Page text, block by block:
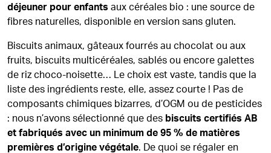
déjeuner pour enfants aux céréales bio : une source de
fibres naturelles, disponible en version sans gluten.
Biscuits animaux, gâteaux fourrés au chocolat ou aux
fruits, biscuits multicéréales, sablés ou encore galettes
de riz choco-noisette… Le choix est vaste, tandis que la
liste des ingrédients reste, elle, assez courte ! Pas de
composants chimiques bizarres, d’OGM ou de pesticides
: nous n’avons sélectionné que des biscuits certifiés AB
et fabriqués avec un minimum de 95 % de matières
premières d’origine végétale. De quoi se régaler en